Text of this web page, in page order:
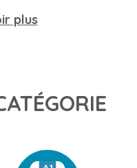
plus